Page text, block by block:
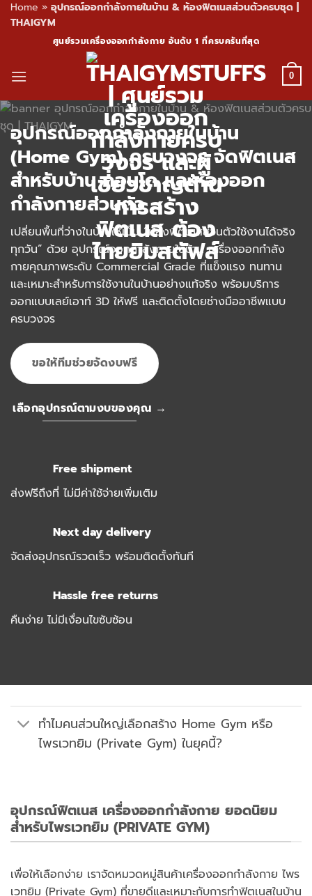
Home » อุปกรณ์ออกกำลังกายในบ้าน & ห้องฟิตเนสส่วนตัวครบชุด |
THAIGYM
content
ศูนย์รวมเครื่องออกกำลังกาย อันดับ 1 ที่ครบครันที่สุด
0
อุปกรณ์ออกกำลังกายในบ้าน
(Home Gym) ครบวงจร จัดฟิตเนส
สำหรับบ้าน คอนโด และห้องออก
กำลังกายส่วนตัว
เปลี่ยนพื้นที่ว่างในบ้านให้เป็น “ห้องฟิตเนสส่วนตัวใช้งานได้จริง
ทุกวัน” ด้วย อุปกรณ์ออกกำลังกายในบ้าน เครื่องออกกำลัง
กายคุณภาพระดับ Commercial Grade ที่แข็งแรง ทนทาน
และเหมาะสำหรับการใช้งานในบ้านอย่างแท้จริง พร้อมบริการ
ออกแบบเลย์เอาท์ 3D ให้ฟรี และติดตั้งโดยช่างมืออาชีพแบบ
ครบวงจร
ขอให้ทีมช่วยจัดงบฟรี
เลือกอุปกรณ์ตามงบของคุณ →
Free shipment
ส่งฟรีถึงที่ ไม่มีค่าใช้จ่ายเพิ่มเติม
Next day delivery
จัดส่งอุปกรณ์รวดเร็ว พร้อมติดตั้งทันที
Hassle free returns
คืนง่าย ไม่มีเงื่อนไขซับซ้อน
ทำไมคนส่วนใหญ่เลือกสร้าง Home Gym หรือ
ไพรเวทยิม (Private Gym) ในยุคนี้?
อุปกรณ์ฟิตเนส เครื่องออกกำลังกาย ยอดนิยม
สำหรับไพรเวทยิม (PRIVATE GYM)
เพื่อให้เลือกง่าย เราจัดหมวดหมู่สินค้าเครื่องออกกำลังกาย ไพร
เวทยิม (Private Gym) ที่ขายดีและเหมาะกับการทำฟิตเนสในบ้าน